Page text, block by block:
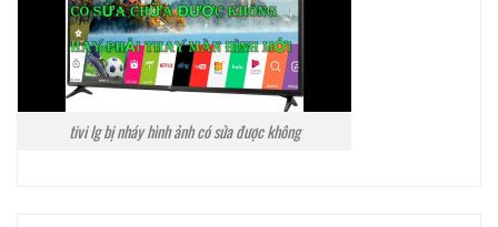
tivi lg bị nháy hình ảnh có sửa được không